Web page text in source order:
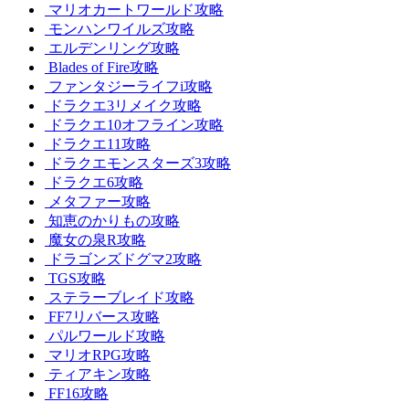
マリオカートワールド攻略
モンハンワイルズ攻略
エルデンリング攻略
Blades of Fire攻略
ファンタジーライフi攻略
ドラクエ3リメイク攻略
ドラクエ10オフライン攻略
ドラクエ11攻略
ドラクエモンスターズ3攻略
ドラクエ6攻略
メタファー攻略
知恵のかりもの攻略
魔女の泉R攻略
ドラゴンズドグマ2攻略
TGS攻略
ステラーブレイド攻略
FF7リバース攻略
パルワールド攻略
マリオRPG攻略
ティアキン攻略
FF16攻略